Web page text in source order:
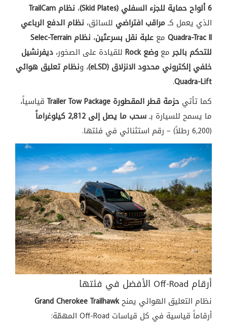
6 ألواح حماية للجزء السفلي (Skid Plates)
، نظام TrailCam
الذي يعمل كـمراقب افتراضي للسائق، نظام الدفع الرباعي
Quadra-Trac II مع علبة نقل بسرعتَين،
نظام Selec-Terrain
للتحكم بالجرمع وضع Rock للقيادة على الصخور، ديفرنشيل
خلفي إلكتروني محدود الانزلاق (eLSD)
، ونظام تعليق هوائي
Quadra-Lift
.
كما تأتي حزمة قطر المقطورة Trailer Tow Package
قياسياً،
ما يسمح للسيارة بـسحب ما يصل إلى 2,812 كيلوغراماً
(6,200 رطلاً) – رقم استثنائي في فئتها.
أرقام Off-Road الأفضل في فئتها
نظام التعليق الهوائي يمنحGrand Cherokee Trailhawk
أرقاماً قياسية في كل قياسات Off-Road المهمّة: